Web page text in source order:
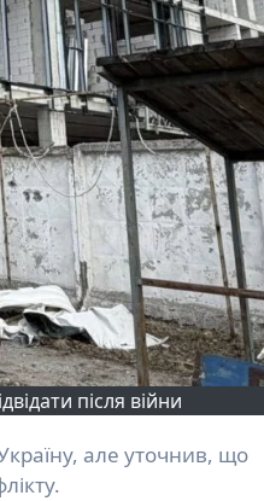
після війни